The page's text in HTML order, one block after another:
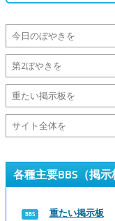
各種主要BBS（掲示
重たい掲示板